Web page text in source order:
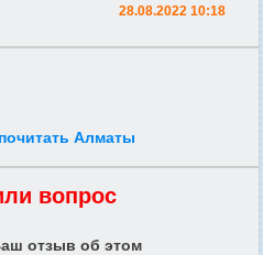
28.08.2022 10:18
Алматы
вопрос
отзыв об этом